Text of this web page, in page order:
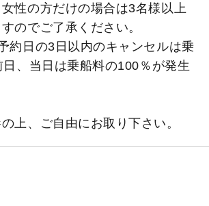
性の方だけの場合は3名様以上
のでご了承ください。
約日の3日以内のキャンセルは乗
、当日は乗船料の100％が発生
上、ご自由にお取り下さい。